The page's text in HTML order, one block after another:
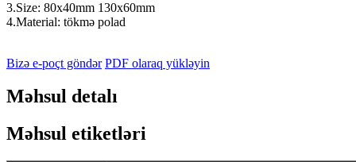
3.Size: 80x40mm 130x60mm
4.Material: tökmə polad
Bizə e-poçt göndər PDF olaraq yükləyin
Məhsul detalı
Məhsul etiketləri